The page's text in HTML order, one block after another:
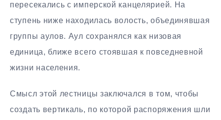
пересекались с имперской канцелярией. На
ступень ниже находилась волость, объединявшая
группы аулов. Аул сохранялся как низовая
единица, ближе всего стоявшая к повседневной
жизни населения.
Смысл этой лестницы заключался в том, чтобы
создать вертикаль, по которой распоряжения шли